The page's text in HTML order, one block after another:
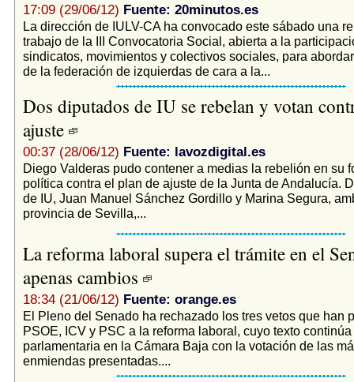
17:09 (29/06/12) Fuente: 20minutos.es
La dirección de IULV-CA ha convocado este sábado una
trabajo de la III Convocatoria Social, abierta a la
sindicatos, movimientos y colectivos sociales, para
de la federación de izquierdas de cara a la...
Dos diputados de IU se rebelan y votan
ajuste
00:37 (28/06/12) Fuente: lavozdigital.es
Diego Valderas pudo contener a medias la rebelión en su
política contra el plan de ajuste de la Junta de Andalucía.
de IU, Juan Manuel Sánchez Gordillo y Marina Segura,
provincia de Sevilla,...
La reforma laboral supera el trámite en el
apenas cambios
18:34 (21/06/12) Fuente: orange.es
El Pleno del Senado ha rechazado los tres vetos que han
PSOE, ICV y PSC a la reforma laboral, cuyo texto
parlamentaria en la Cámara Baja con la votación de las
enmiendas presentadas....